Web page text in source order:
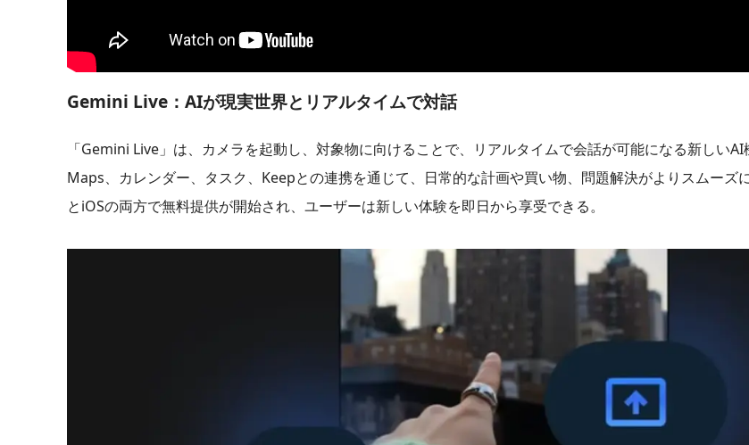
Gemini Live：AIが現実世界とリアルタイムで対話
「Gemini Live」は、カメラを起動し、対象物に向けることで、リアルタイムで会話が可能になる新しい
Maps、カレンダー、タスク、Keepとの連携を通じて、日常的な計画や買い物、問題解決がよりスムー
とiOSの両方で無料提供が開始され、ユーザーは新しい体験を即日から享受できる。